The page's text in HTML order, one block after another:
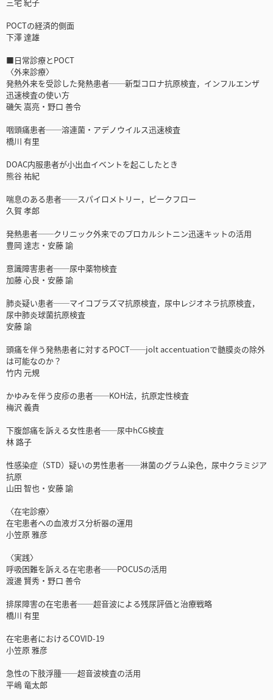
POCTの経済的側面
下澤 達雄
■日常診療とPOCT
〈外来診療〉
発熱外来を受診した発熱患者──新型コロナ抗原検査，インフルエンザ
迅速検査の使い方
磯矢 嵩亮・野口 善令
咽頭痛患者──溶連菌・アデノウイルス迅速検査
橋川 有里
DOAC内服患者が小出血イベントを起こしたとき
熊谷 祐紀
喘息のある患者──スパイロメトリー，ピークフロー
久賀 孝郎
発熱患者──クリニック外来でのプロカルシトニン迅速キットの活用
豊岡 達志・安藤 諭
意識障害患者──尿中薬物検査
加藤 心良・安藤 諭
肺炎疑い患者──マイコプラズマ抗原検査，尿中レジオネラ抗原検査，
尿中肺炎球菌抗原検査
安藤 諭
頭痛を伴う発熱患者に対するPOCT──jolt accentuationで髄膜炎の除外
は可能なのか？
竹内 元規
かゆみを伴う皮疹の患者──KOH法，抗原定性検査
梅沢 義貴
下腹部痛を訴える女性患者──尿中hCG検査
林 路子
性感染症（STD）疑いの男性患者──淋菌のグラム染色，尿中クラミジア
抗原
山田 智也・安藤 諭
〈在宅診療〉
在宅患者への血液ガス分析器の運用
小笠原 雅彦
〈実践〉
呼吸困難を訴える在宅患者──POCUSの活用
渡邊 賢秀・野口 善令
排尿障害の在宅患者──超音波による残尿評価と治療戦略
橋川 有里
在宅患者におけるCOVID-19
小笠原 雅彦
急性の下肢浮腫──超音波検査の活用
平嶋 竜太郎